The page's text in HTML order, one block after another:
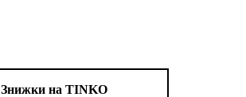
Знижки на TINKO